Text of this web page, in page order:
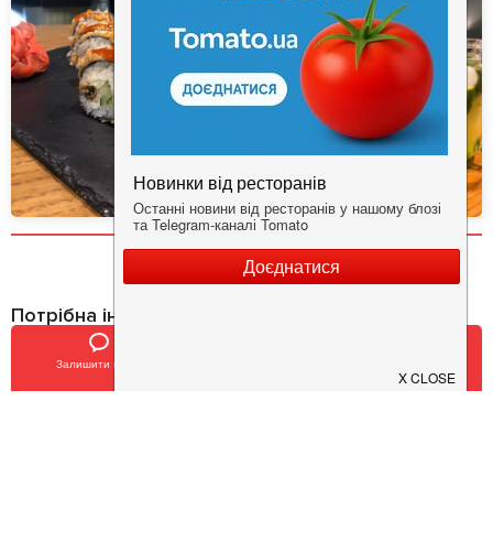
Залишити відгук
Потрібна інформація про заклад?
Завантажуйте додаток!